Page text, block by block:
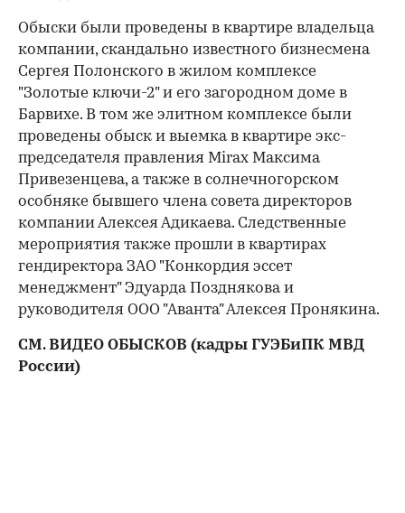
Обыски были проведены в квартире владельца
компании, скандально известного бизнесмена
Сергея Полонского в жилом комплексе
"Золотые ключи-2" и его загородном доме в
Барвихе. В том же элитном комплексе были
проведены обыск и выемка в квартире экс-
председателя правления Mirax Максима
Привезенцева, а также в солнечногорском
особняке бывшего члена совета директоров
компании Алексея Адикаева. Следственные
мероприятия также прошли в квартирах
гендиректора ЗАО "Конкордия эссет
менеджмент" Эдуарда Позднякова и
руководителя ООО "Аванта" Алексея Пронякина.
СМ. ВИДЕО ОБЫСКОВ (кадры ГУЭБиПК МВД
России)